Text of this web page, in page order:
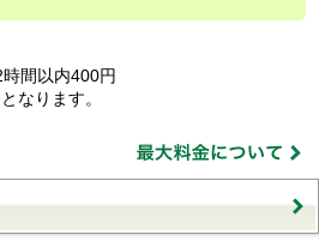
時間以内400円
なります。